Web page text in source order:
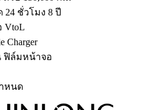
ชั่วโมง 8 ปี​
VtoL
Charger​
ฟิล์มหน้าจอ​
หนด